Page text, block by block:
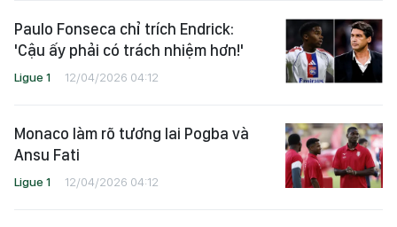
Paulo Fonseca chỉ trích Endrick:
'Cậu ấy phải có trách nhiệm hơn!'
Ligue 1 12/04/2026 04:12
Monaco làm rõ tương lai Pogba và
Ansu Fati
Ligue 1 12/04/2026 04:12